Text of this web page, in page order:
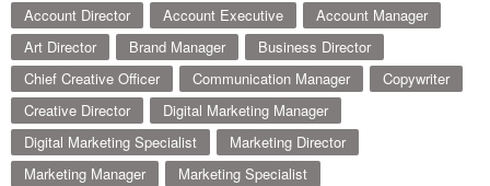
Account Director Account Executive
Account Manager
Art Director
Brand Manager
Business Director
Chief Creative Officer
Communication Manager
Copywriter
Creative Director
Digital Marketing Manager
Digital Marketing Specialist
Marketing Director
Marketing Manager
Marketing Specialist